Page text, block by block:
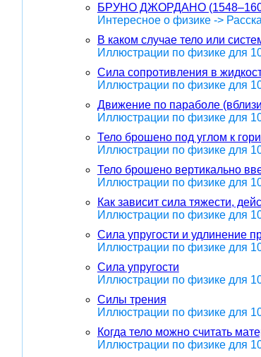
БРУНО ДЖОРДАНО
Интересное о физике ->
В каком случае тело или
Иллюстрации по физике для
Сила сопротивления в
Иллюстрации по физике для
Движение по параболе
Иллюстрации по физике для
Тело брошено под углом к
Иллюстрации по физике для
Тело брошено вертикально
Иллюстрации по физике для
Как зависит сила тяжести,
Иллюстрации по физике для
Сила упругости и удлинение
Иллюстрации по физике для
Сила упругости
Иллюстрации по физике для
Силы трения
Иллюстрации по физике для
Когда тело можно считать
Иллюстрации по физике для